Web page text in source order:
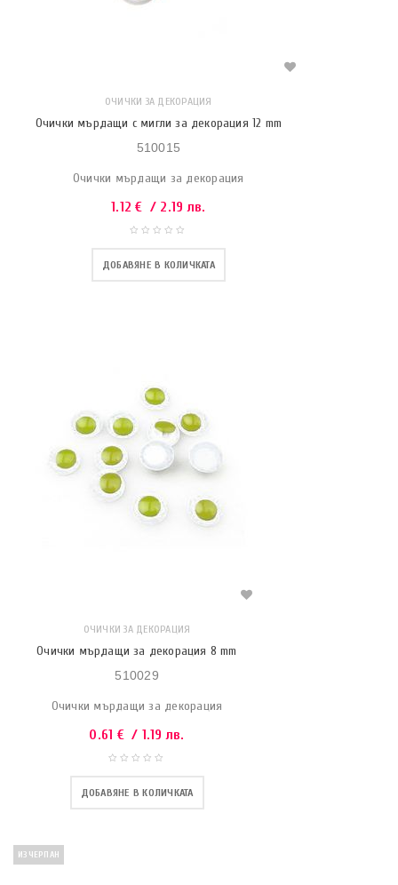
ОЧИЧКИ ЗА ДЕКОРАЦИЯ
Очички мърдащи с мигли за декорация 12 mm
510015
Очички мърдащи за декорация
1.12€ / 2.19 лв.
ДОБАВЯНЕ В КОЛИЧКАТА
ОЧИЧКИ ЗА ДЕКОРАЦИЯ
Очички мърдащи за декорация 8 mm
510029
Очички мърдащи за декорация
0.61 € / 1.19 лв.
ДОБАВЯНЕ В КОЛИЧКАТА
ИЗЧЕРПАН